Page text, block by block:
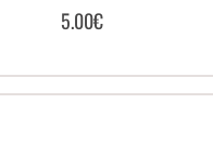
5.00€